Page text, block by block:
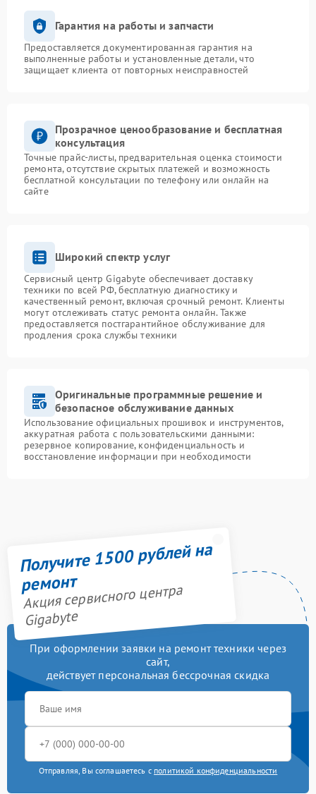
Гарантия на работы и запчасти
Предоставляется документированная гарантия на
выполненные работы и установленные детали, что
защищает клиента от повторных неисправностей
Прозрачное ценообразование и бесплатная
консультация
Точные прайс-листы, предварительная оценка стоимости
ремонта, отсутствие скрытых платежей и возможность
бесплатной консультации по телефону или онлайн на
сайте
Широкий спектр услуг
Сервисный центр Gigabyte обеспечивает доставку
техники по всей РФ, бесплатную диагностику и
качественный ремонт, включая срочный ремонт. Клиенты
могут отслеживать статус ремонта онлайн. Также
предоставляется постгарантийное обслуживание для
продления срока службы техники
Оригинальные программные решение и
безопасное обслуживание данных
Использование официальных прошивок и инструментов,
аккуратная работа с пользовательскими данными:
резервное копирование, конфиденциальность и
восстановление информации при необходимости
Получите 1500 рублей на
ремонт
Акция сервисного центра
Gigabyte
При оформлении заявки на ремонт техники через
сайт,
действует персональная бессрочная скидка
Отправляя, Вы соглашаетесь с политикой конфиденциальности